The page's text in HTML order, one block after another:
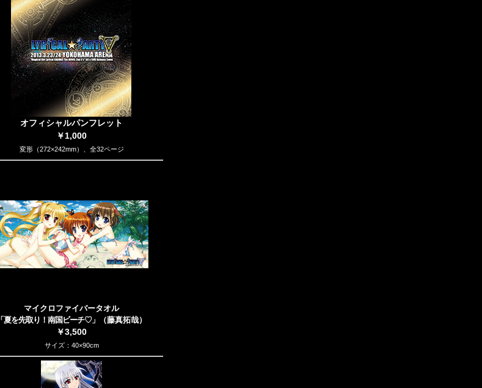
オフィシャルパンフレット
￥1,000
変形（272×242mm）、全32ページ
マイクロファイバータオル
「夏を先取り！南国ビーチ♡」
（藤真拓哉）
￥3,500
サイズ：40×90cm